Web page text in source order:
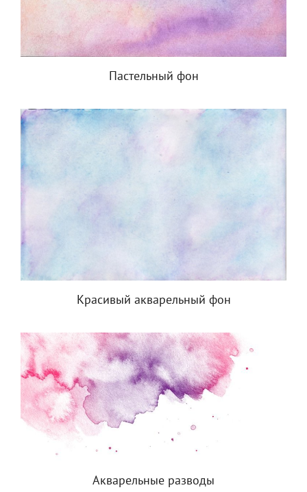
Пастельный фон
Красивый акварельный фон
Акварельные разводы